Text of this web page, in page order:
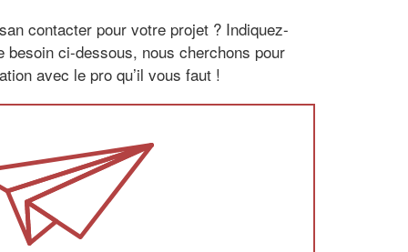
contacter pour votre projet ? Indiquez-
besoin ci-dessous, nous cherchons pour
avec le pro qu’il vous faut !